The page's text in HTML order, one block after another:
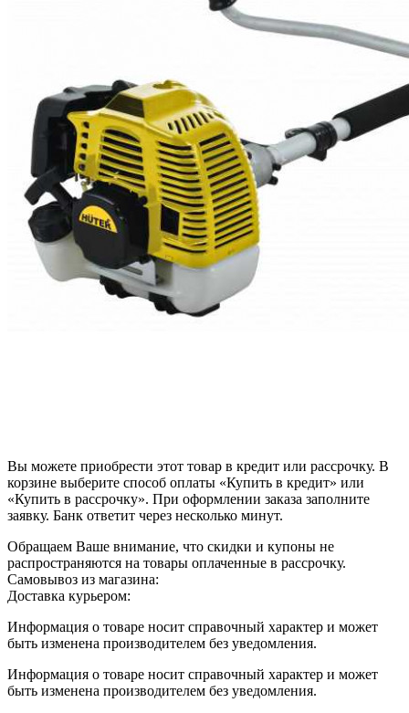
Вы можете приобрести этот товар в кредит или рассрочку. В
корзине выберите способ оплаты «Купить в кредит» или
«Купить в рассрочку». При оформлении заказа заполните
заявку. Банк ответит через несколько минут.
Обращаем Ваше внимание, что скидки и купоны не
распространяются на товары оплаченные в рассрочку.
Самовывоз из магазина:
Доставка курьером:
Информация о товаре носит справочный характер и может
быть изменена производителем без уведомления.
Информация о товаре носит справочный характер и может
быть изменена производителем без уведомления.